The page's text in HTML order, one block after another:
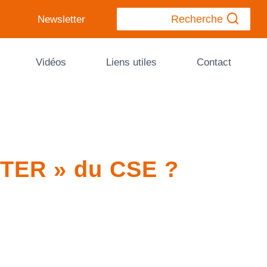
Newsletter Recherche
Vidéos Liens utiles Contact
» du CSE ?